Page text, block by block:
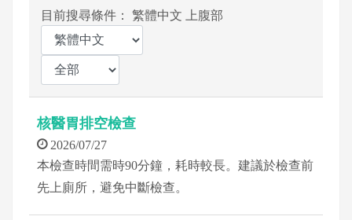
目前搜尋條件： 繁體中文 上腹部
核醫胃排空檢查
2026/07/27
本檢查時間需時90分鐘，耗時較長。建議於檢查前
先上廁所，避免中斷檢查。